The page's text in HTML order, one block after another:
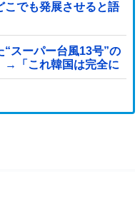
こでも発展させると語
スーパー台風13号”の
→「これ韓国は完全に
ｗｗ」